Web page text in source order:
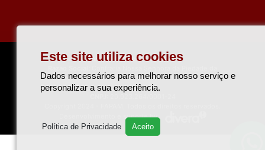
Este site utiliza cookies
Dados necessários para melhorar nosso serviço e
personalizar a sua experiência.
Política de Privacidade Aceito
Ver política de Privacidade
Paróquia de Nossa Senhora da Piedade de Pará de
Minas
Desenvolvimento e suporte by